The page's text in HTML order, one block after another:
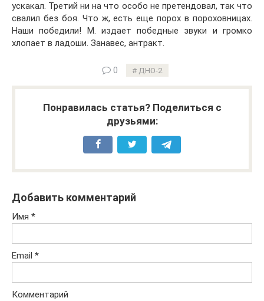
ускакал. Третий ни на что особо не претендовал, так что
свалил без боя. Что ж, есть еще порох в пороховницах.
Наши победили! М. издает победные звуки и громко
хлопает в ладоши. Занавес, антракт.
0 ДНО-2
Понравилась статья? Поделиться с
друзьями:
Добавить комментарий
Имя *
Email *
Комментарий